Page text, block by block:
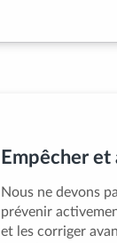
Empêcher et
Nous ne devons
prévenir
et les corriger